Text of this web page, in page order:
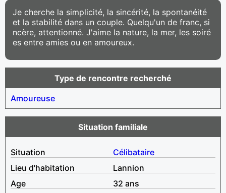
Je cherche la simplicité, la sincérité, la spontanéité
et la stabilité dans un couple. Quelqu'un de franc, si
ncère, attentionné. J'aime la nature, la mer, les soiré
es entre amies ou en amoureux.
Type de rencontre recherché
Amoureuse
Situation familiale
Situation
Célibataire
Lieu d'habitation
Lannion
Age
32 ans